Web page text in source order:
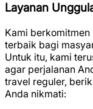
Layanan
Kami
terbaik bagi
Untuk itu, kami
agar perjalanan
travel reguler,
Anda nikmati: